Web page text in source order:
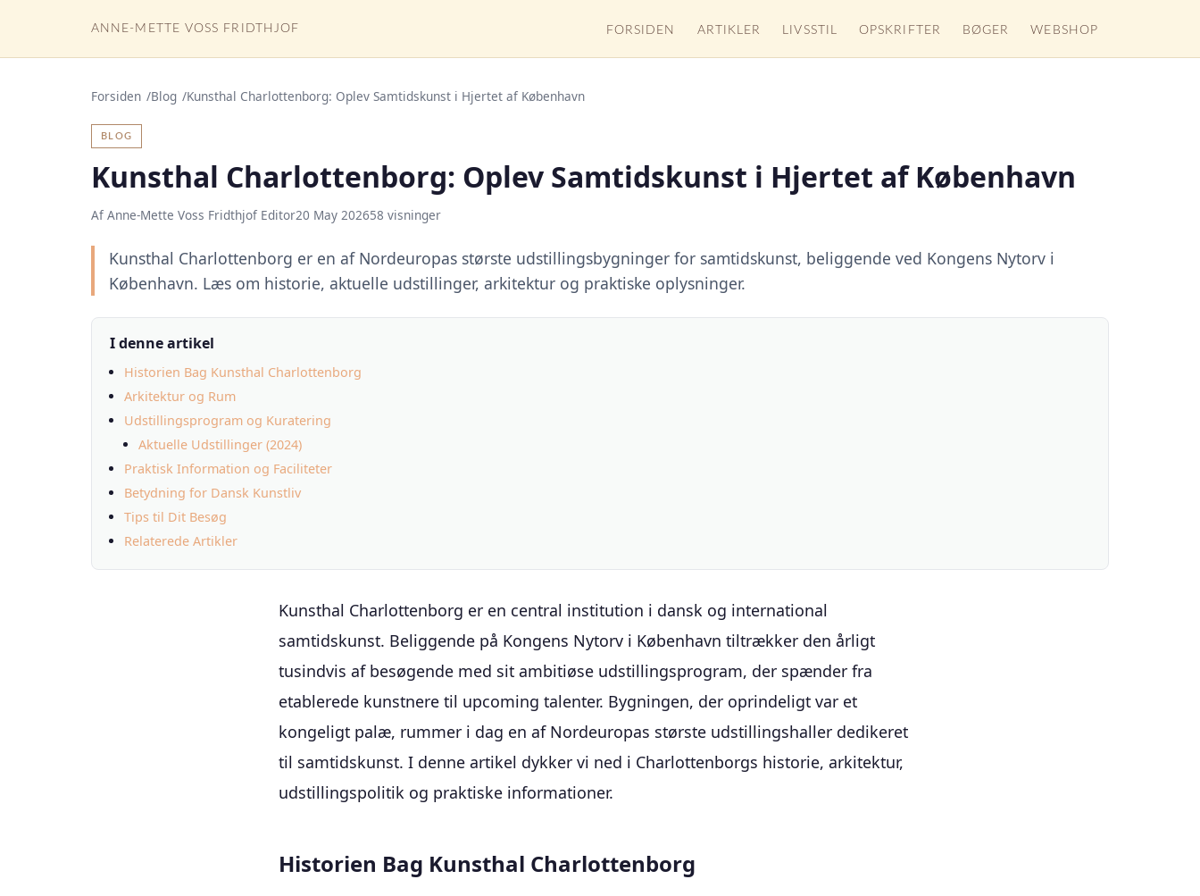
ANNE-METTE VOSS FRIDTHJOF FORSIDEN ARTIKLER LIVSSTIL OPSKRIFTER BØGER WEBSHOP
Forsiden Blog Kunsthal Charlottenborg: Oplev Samtidskunst i Hjertet af København
BLOG
Kunsthal Charlottenborg: Oplev Samtidskunst i Hjertet af København
Af Anne-Mette Voss Fridthjof Editor20 May 202658 visninger
Kunsthal Charlottenborg er en af Nordeuropas største udstillingsbygninger for samtidskunst, beliggende ved Kongens Nytorv i
København. Læs om historie, aktuelle udstillinger, arkitektur og praktiske oplysninger.
I denne artikel
Historien Bag Kunsthal Charlottenborg
Arkitektur og Rum
Udstillingsprogram og Kuratering
Aktuelle Udstillinger (2024)
Praktisk Information og Faciliteter
Betydning for Dansk Kunstliv
Tips til Dit Besøg
Relaterede Artikler
Kunsthal Charlottenborg er en central institution i dansk og international
samtidskunst. Beliggende på Kongens Nytorv i København tiltrækker den årligt
tusindvis af besøgende med sit ambitiøse udstillingsprogram, der spænder fra
etablerede kunstnere til upcoming talenter. Bygningen, der oprindeligt var et
kongeligt palæ, rummer i dag en af Nordeuropas største udstillingshaller dedikeret
til samtidskunst. I denne artikel dykker vi ned i Charlottenborgs historie, arkitektur,
udstillingspolitik og praktiske informationer.
Historien Bag Kunsthal Charlottenborg